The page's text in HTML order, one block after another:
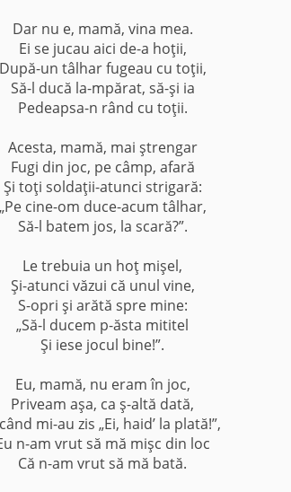
Dar nu e, mamă, vina mea.
Ei se jucau aici de-a hoţii,
un tâlhar fugeau cu toţii,
Să-l ducă la-mpărat, să-şi ia
Pedeapsa-n rând cu toţii.
Acesta, mamă, mai ştrengar
Fugi din joc, pe câmp, afară
Şi toţi soldaţii-atunci strigară:
cine-om duce-acum tâlhar,
Să-l batem jos, la scară?”.
Le trebuia un hoţ mişel,
Şi-atunci văzui că unul vine,
S-opri şi arătă spre mine:
„Să-l ducem p-ăsta mititel
Şi iese jocul bine!”.
Eu, mamă, nu eram în joc,
Priveam aşa, ca ş-altă dată,
mi-au zis „Ei, haid’ la plată!”,
n-am vrut să mă mişc din loc
Că n-am vrut să mă bată.